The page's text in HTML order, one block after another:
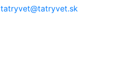
tatryvet@tatryvet.sk